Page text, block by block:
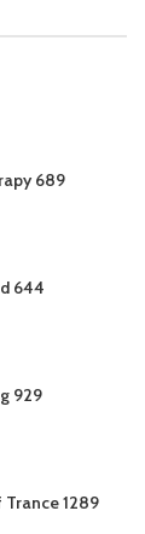
689
644
929
Trance 1289